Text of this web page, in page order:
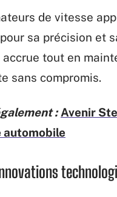
de vitesse
sa précision et
tout en
sans compromis.
: Avenir
automobile